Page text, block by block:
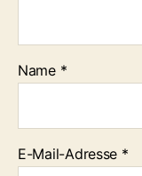
Name *
E-Mail-Adresse *